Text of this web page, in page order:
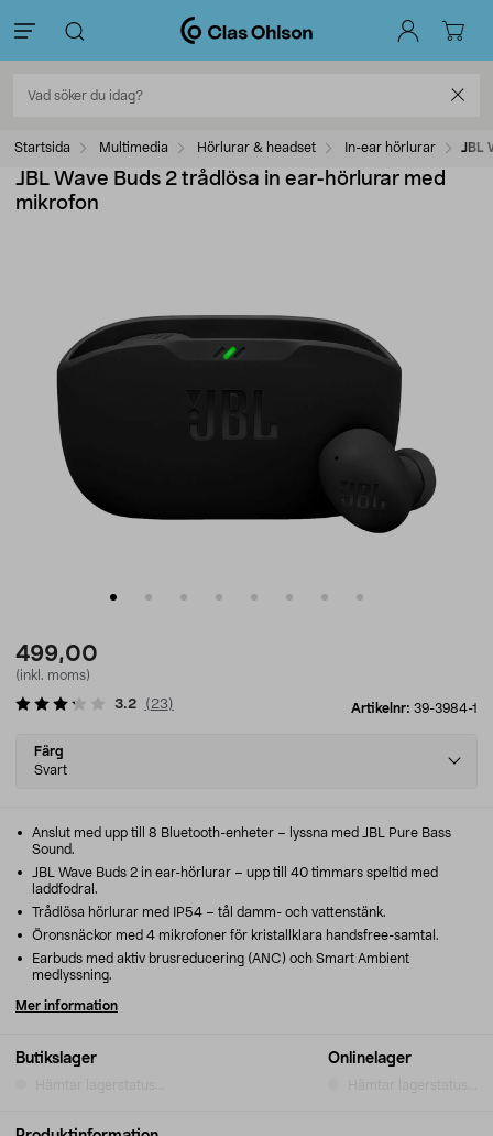
Startsida Multimedia Hörlurar & headset In-ear hörlurar JBL
JBL Wave Buds 2 trådlösa in ear-hörlurar med
mikrofon
499,00
(inkl. moms)
Artikelnr: 39-3984-1
3.2 ( 23)
Select
variant
Färg
Svart
Butikslager Onlinelager
Anslut med upp till 8 Bluetooth-enheter – lyssna med JBL Pure Bass
Sound.
JBL Wave Buds 2 in ear-hörlurar – upp till 40 timmars speltid med
laddfodral.
Trådlösa hörlurar med IP54 – tål damm- och vattenstänk.
Öronsnäckor med 4 mikrofoner för kristallklara handsfree-samtal.
Earbuds med aktiv brusreducering (ANC) och Smart Ambient
medlyssning.
Mer information